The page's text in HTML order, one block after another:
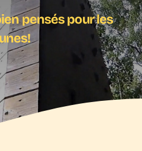
pensés pour les